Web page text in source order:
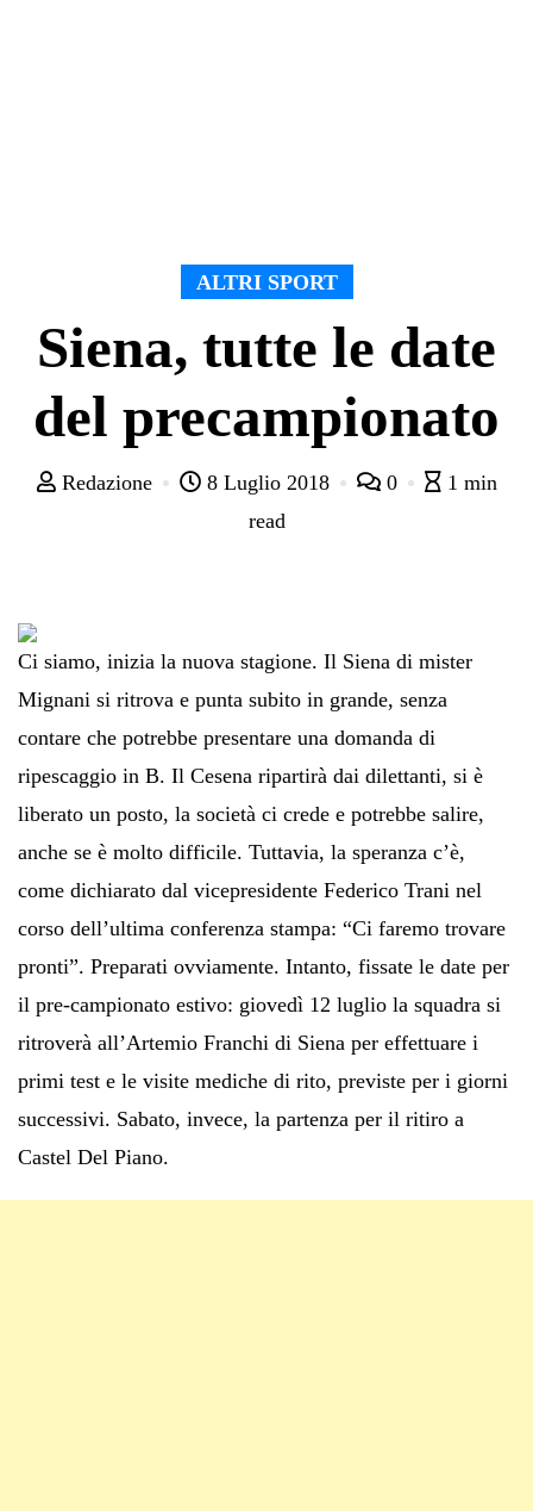
ALTRI SPORT
Siena, tutte le date
del precampionato
Redazione 8 Luglio 2018 0
1 min
read
Ci siamo, inizia la nuova stagione. Il Siena di mister
Mignani si ritrova e punta subito in grande, senza
contare che potrebbe presentare una domanda di
ripescaggio in B. Il Cesena ripartirà dai dilettanti, si è
liberato un posto, la società ci crede e potrebbe salire,
anche se è molto difficile. Tuttavia, la speranza c’è,
come dichiarato dal vicepresidente Federico Trani nel
corso dell’ultima conferenza stampa: “Ci faremo trovare
pronti”. Preparati ovviamente. Intanto, fissate le date per
il pre-campionato estivo: giovedì 12 luglio la squadra si
ritroverà all’Artemio Franchi di Siena per effettuare i
primi test e le visite mediche di rito, previste per i giorni
successivi. Sabato, invece, la partenza per il ritiro a
Castel Del Piano.